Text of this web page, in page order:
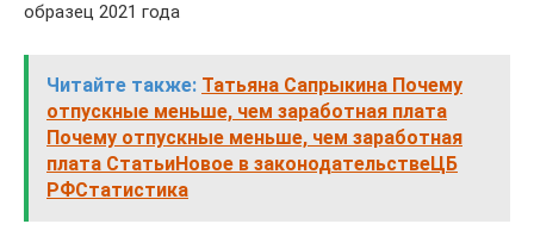
образец 2021 года
Читайте также: Татьяна Сапрыкина Почему
отпускные меньше, чем заработная плата
Почему отпускные меньше, чем заработная
плата СтатьиНовое в законодательствеЦБ
РФСтатистика